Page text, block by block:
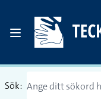
Sök: